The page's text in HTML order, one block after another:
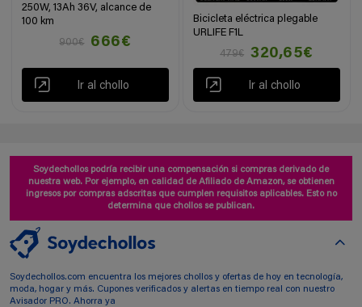
250W, 13Ah 36V, alcance de
100 km
900€
666€
Ir al chollo
Bicicleta eléctrica plegable
URLIFE F1L
479€
320,65€
Ir al chollo
Soydechollos podría recibir una compensación si compras derivado de
nuestra web. Por ejemplo, en calidad de Afiliado de Amazon, se obtienen
ingresos por compras adscritas que cumplen requisitos aplicables. Esto no
determina que chollos se publican.
Soydechollos.com encuentra los mejores chollos y ofertas de hoy en tecnología,
moda, hogar y más. Cupones verificados y alertas en tiempo real con nuestro
Avisador PRO. Ahorra ya